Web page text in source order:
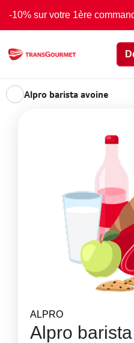
-10% sur votre 1ère
Alpro barista avoine
ALPRO
Alpro